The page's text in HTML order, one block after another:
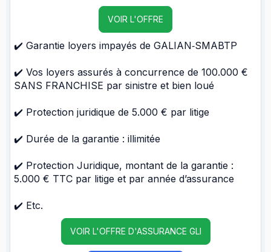
VOIR L'OFFRE
✔️ Garantie loyers impayés de GALIAN‑SMABTP
✔️ Vos loyers assurés à concurrence de 100.000 €
SANS FRANCHISE par sinistre et bien loué
✔️ Protection juridique de 5.000 € par litige
✔️ Durée de la garantie : illimitée
✔️ Protection Juridique, montant de la garantie :
5.000 € TTC par litige et par année d’assurance
✔️ Etc.
VOIR L'OFFRE D'ASSURANCE GLI